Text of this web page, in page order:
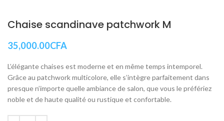
Chaise scandinave patchwork M
35,000.00CFA
L’élégante chaises est moderne et en même temps intemporel.
Grâce au patchwork multicolore, elle s’intègre parfaitement dans
presque n’importe quelle ambiance de salon, que vous le préfériez
noble et de haute qualité ou rustique et confortable.